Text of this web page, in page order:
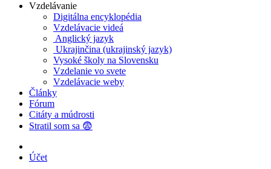
Vzdelávanie
Digitálna encyklopédia
Vzdelávacie videá
Anglický jazyk
Ukrajinčina (ukrajinský jazyk)
Vysoké školy na Slovensku
Vzdelanie vo svete
Vzdelávacie weby
Články
Fórum
Citáty a múdrosti
Stratil som sa 😨
Účet